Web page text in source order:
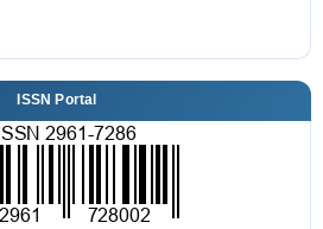
ISSN Portal